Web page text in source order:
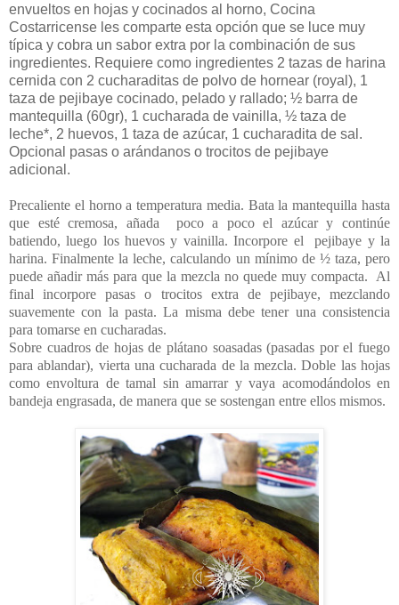
envueltos en hojas y cocinados al horno, Cocina
Costarricense les comparte esta opción que se luce muy
típica y cobra un sabor extra por la combinación de sus
ingredientes. Requiere como ingredientes 2 tazas de harina
cernida con 2 cucharaditas de polvo de hornear (royal), 1
taza de pejibaye cocinado, pelado y rallado; ½ barra de
mantequilla (60gr), 1 cucharada de vainilla, ½ taza de
leche*, 2 huevos, 1 taza de azúcar, 1 cucharadita de sal.
Opcional pasas o arándanos o trocitos de pejibaye
adicional.
Precaliente el horno a temperatura media. Bata la mantequilla hasta
que esté cremosa, añada poco a poco el azúcar y continúe
batiendo, luego los huevos y vainilla. Incorpore el pejibaye y la
harina. Finalmente la leche, calculando un mínimo de ½ taza, pero
puede añadir más para que la mezcla no quede muy compacta. Al
final incorpore pasas o trocitos extra de pejibaye, mezclando
suavemente con la pasta. La misma debe tener una consistencia
para tomarse en cucharadas.
Sobre cuadros de hojas de plátano soasadas (pasadas por el fuego
para ablandar), vierta una cucharada de la mezcla. Doble las hojas
como envoltura de tamal sin amarrar y vaya acomodándolos en
bandeja engrasada, de manera que se sostengan entre ellos mismos.